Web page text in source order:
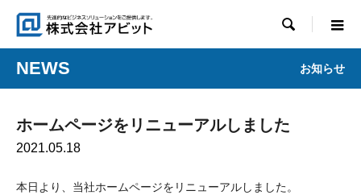

NEWS お知らせ
ホームページをリニューアルしました
2021.05.18
本日より、当社ホームページをリニューアルしました。